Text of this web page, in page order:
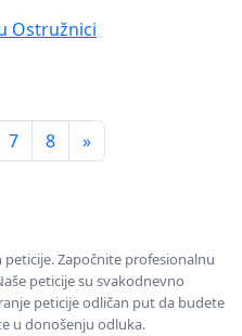
Ostružnici
7 8 »
Započnite profesionalnu
peticije su svakodnevno
peticije odličan put da budete
u donošenju odluka.